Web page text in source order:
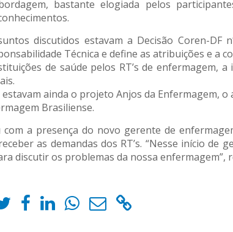
bastante elogiada pelos
discutidos estavam a Decisão Coren-DF
Técnica e define as atribuições e a
de saúde pelos RT’s de enfermagem,
ainda o projeto Anjos da Enfermagem,
Brasiliense.
a presença do novo gerente de
as demandas dos RT’s. “Nesse início
discutir os problemas da nossa enfermagem”,